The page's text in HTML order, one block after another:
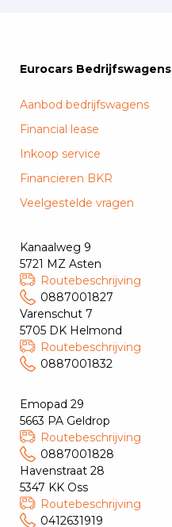
Eurocars Bedrijfswagens
Aanbod bedrijfswagens
Financial lease
Inkoop service
Financieren BKR
Veelgestelde vragen
Kanaalweg 9
5721 MZ Asten
Routebeschrijving
0887001827
Varenschut 7
5705 DK Helmond
Routebeschrijving
0887001832
Emopad 29
5663 PA Geldrop
Routebeschrijving
0887001828
Havenstraat 28
5347 KK Oss
Routebeschrijving
0412631919